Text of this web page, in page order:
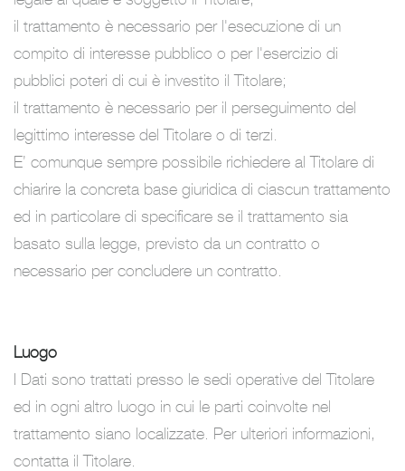
il trattamento è necessario per l'esecuzione di un
compito di interesse pubblico o per l'esercizio di
pubblici poteri di cui è investito il Titolare;
il trattamento è necessario per il perseguimento del
legittimo interesse del Titolare o di terzi.
E’ comunque sempre possibile richiedere al Titolare di
chiarire la concreta base giuridica di ciascun trattamento
ed in particolare di specificare se il trattamento sia
basato sulla legge, previsto da un contratto o
necessario per concludere un contratto.
Luogo
I Dati sono trattati presso le sedi operative del Titolare
ed in ogni altro luogo in cui le parti coinvolte nel
trattamento siano localizzate. Per ulteriori informazioni,
contatta il Titolare.